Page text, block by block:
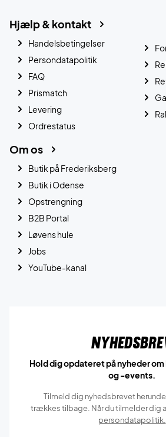
Hjælp & kontakt
Handelsbetingelser
Persondatapolitik
FAQ
Prismatch
Levering
Ordrestatus
Om os
Butik på Frederiksberg
Butik i Odense
Opstrengning
B2B Portal
Løvens hule
Jobs
YouTube-kanal
Hold dig opdateret på nyheder
og -events.
Tilmeld dig nyhedsbrevet
trækkes tilbage. Når du tilmelder dig
persondatapolitik.